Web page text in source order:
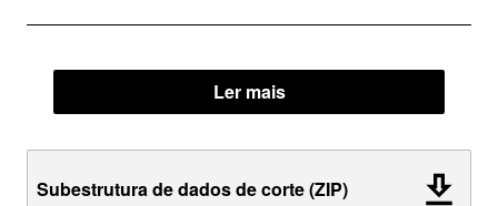
Ler mais
Subestrutura de dados de corte (ZIP)